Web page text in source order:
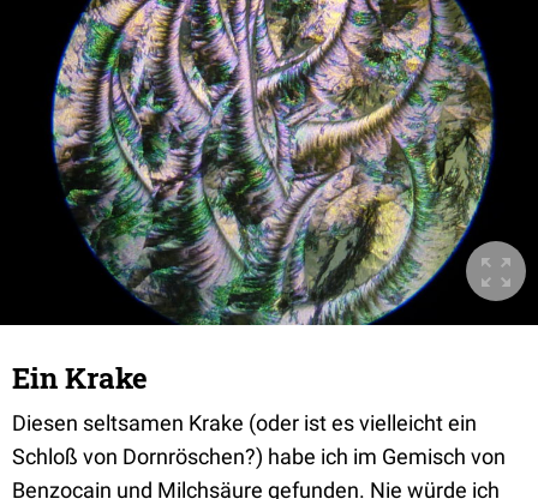
Ein Krake
Diesen seltsamen Krake (oder ist es vielleicht ein
Schloß von Dornröschen?) habe ich im Gemisch von
Benzocain und Milchsäure gefunden. Nie würde ich